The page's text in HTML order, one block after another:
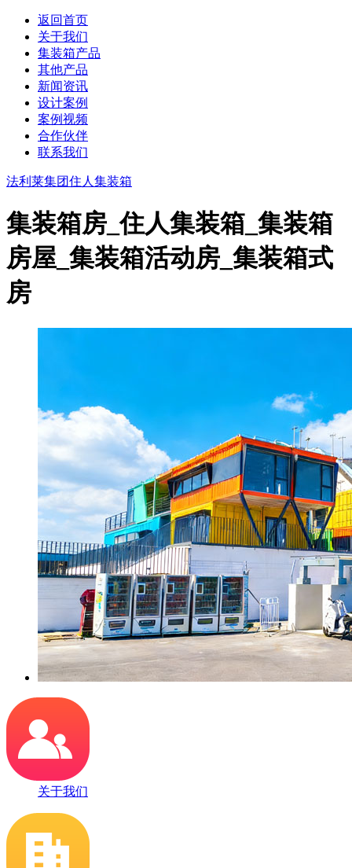
返回首页
关于我们
集装箱产品
其他产品
新闻资讯
设计案例
案例视频
合作伙伴
联系我们
法利莱集团住人集装箱
集装箱房_住人集装箱_集装箱
房屋_集装箱活动房_集装箱式
房
关于我们